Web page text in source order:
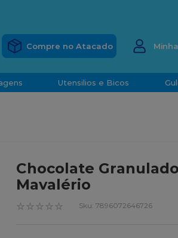
Utensilios e Bicos
Chocolate
Mavalério
☆ ☆ ☆ ☆ ☆ : 7896072646726